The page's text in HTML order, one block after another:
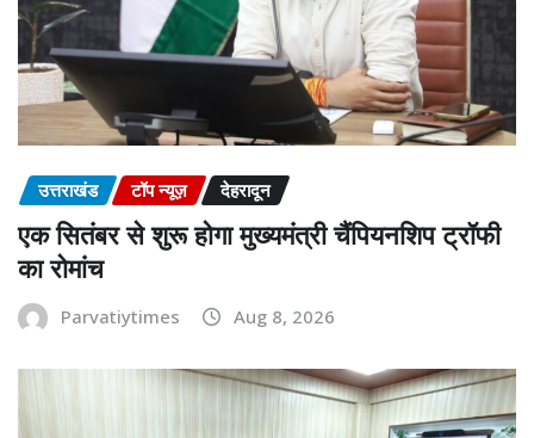
उत्तराखंड टॉप न्यूज़ देहरादून
एक सितंबर से शुरू होगा मुख्यमंत्री चैंपियनशिप ट्रॉफी
का रोमांच
Parvatiytimes Aug 8, 2026